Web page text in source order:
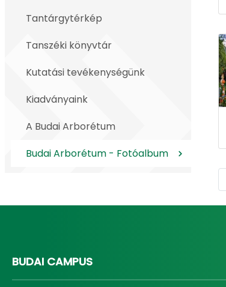
Tantárgytérkép
Tanszéki könyvtár
Kutatási tevékenységünk
Kiadványaink
A Budai Arborétum
Budai Arborétum - Fotóalbum
BUDAI CAMPUS